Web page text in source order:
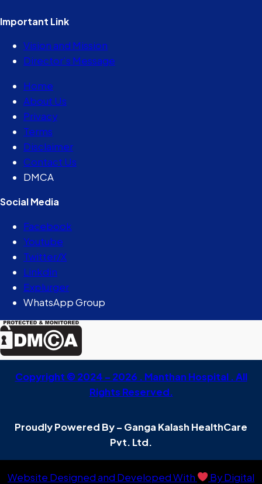
Important Link
Vision and Mission
Director’s Message
Home
About Us
Privacy
Terms
Disclaimer
Contact Us
DMCA
Social Media
Facebook
Youtube
Twitter/X
Linkdin
Explurger
WhatsApp Group
Copyright © 2024 – 2026 . Manthan Hospital . All
Rights Reserved.
Proudly Powered By – Ganga Kalash HealthCare
Pvt. Ltd.
Website Designed and Developed With By Digital